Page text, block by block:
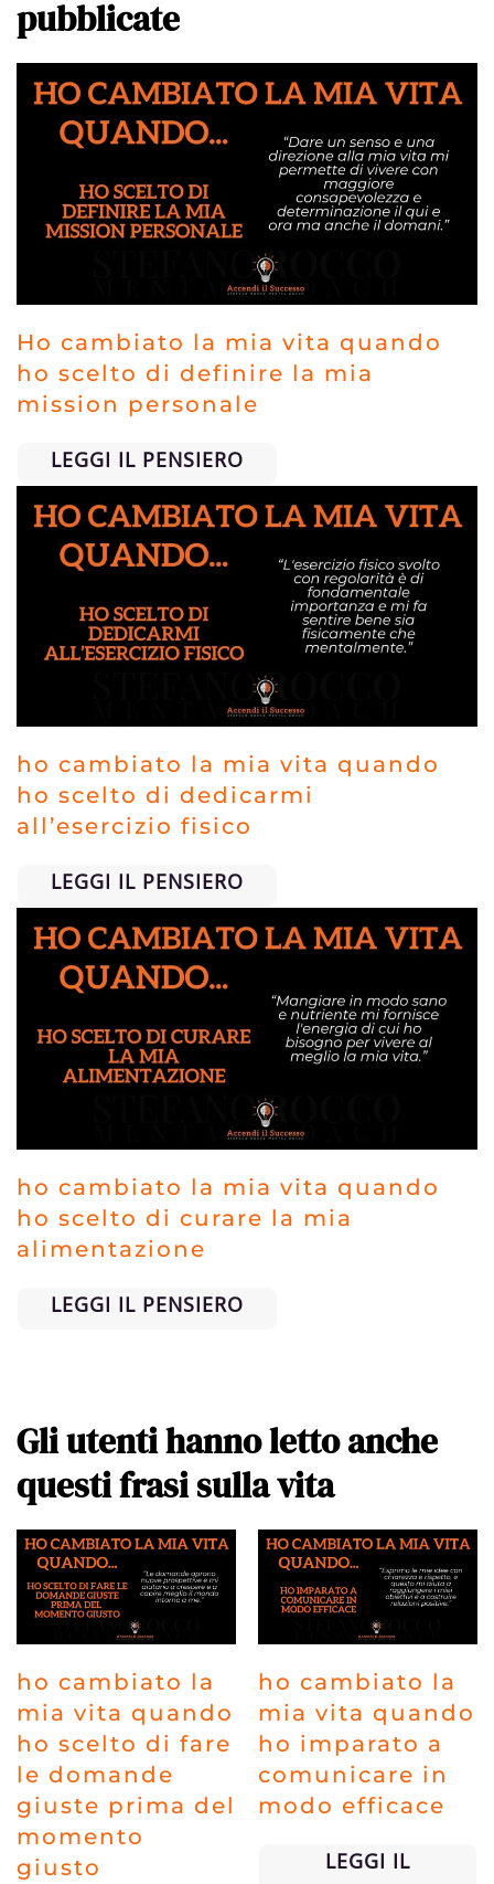
pubblicate
Ho cambiato la mia vita quando
ho scelto di definire la mia
mission personale
LEGGI IL PENSIERO
ho cambiato la mia vita quando
ho scelto di dedicarmi
all’esercizio fisico
LEGGI IL PENSIERO
ho cambiato la mia vita quando
ho scelto di curare la mia
alimentazione
LEGGI IL PENSIERO
Gli utenti hanno letto anche
questi frasi sulla vita
ho cambiato la
mia vita quando
ho scelto di fare
le domande
giuste prima del
momento
giusto
ho cambiato la
mia vita quando
ho imparato a
comunicare in
modo efficace
LEGGI IL